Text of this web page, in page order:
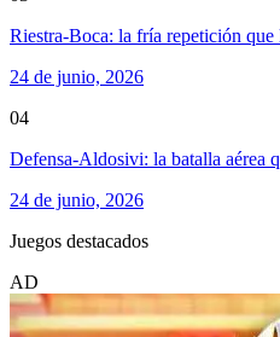
Riestra-Boca: la fría repetición que
24 de junio, 2026
04
Defensa-Aldosivi: la batalla aérea
24 de junio, 2026
Juegos destacados
AD